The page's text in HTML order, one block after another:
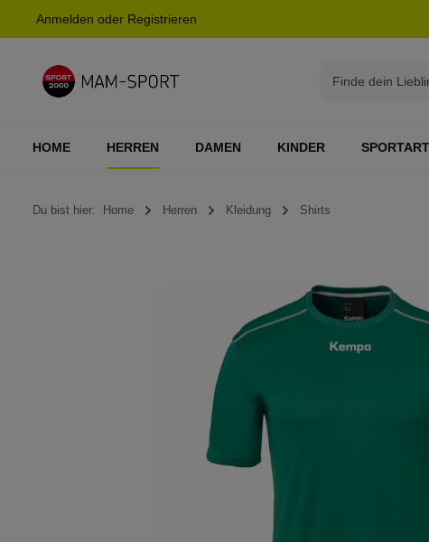
Zur Hauptnavigation springen
Anmelden oder Registrieren
HOME HERREN DAMEN KINDER
Du bist hier: Home Herren Kleidung Shirts